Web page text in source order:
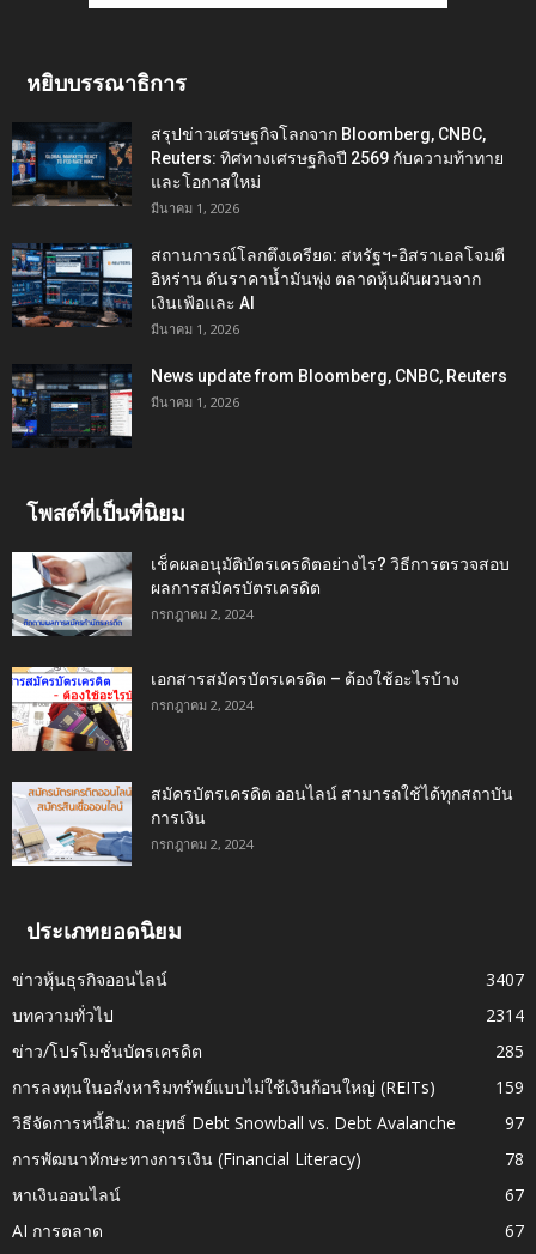
หยิบบรรณาธิการ
สรุปข่าวเศรษฐกิจโลกจาก Bloomberg, CNBC,
Reuters: ทิศทางเศรษฐกิจปี 2569 กับความท้าทาย
และโอกาสใหม่
มีนาคม 1, 2026
สถานการณ์โลกตึงเครียด: สหรัฐฯ-อิสราเอลโจมตี
อิหร่าน ดันราคาน้ำมันพุ่ง ตลาดหุ้นผันผวนจาก
เงินเฟ้อและ AI
มีนาคม 1, 2026
News update from Bloomberg, CNBC, Reuters
มีนาคม 1, 2026
โพสต์ที่เป็นที่นิยม
เช็คผลอนุมัติบัตรเครดิตอย่างไร? วิธีการตรวจสอบ
ผลการสมัครบัตรเครดิต
กรกฎาคม 2, 2024
เอกสารสมัครบัตรเครดิต – ต้องใช้อะไรบ้าง
กรกฎาคม 2, 2024
สมัครบัตรเครดิต ออนไลน์ สามารถใช้ได้ทุกสถาบัน
การเงิน
กรกฎาคม 2, 2024
ประเภทยอดนิยม
ข่าวหุ้นธุรกิจออนไลน์
3407
บทความทั่วไป
2314
ข่าว/โปรโมชั่นบัตรเครดิต
285
การลงทุนในอสังหาริมทรัพย์แบบไม่ใช้เงินก้อนใหญ่ (REITs)
159
วิธีจัดการหนี้สิน: กลยุทธ์ Debt Snowball vs. Debt Avalanche
97
การพัฒนาทักษะทางการเงิน (Financial Literacy)
78
หาเงินออนไลน์
67
AI การตลาด
67